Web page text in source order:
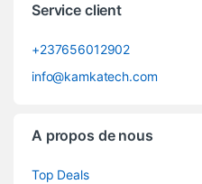
Service client
+237656012902
info@kamkatech.com
A propos de nous
Top Deals